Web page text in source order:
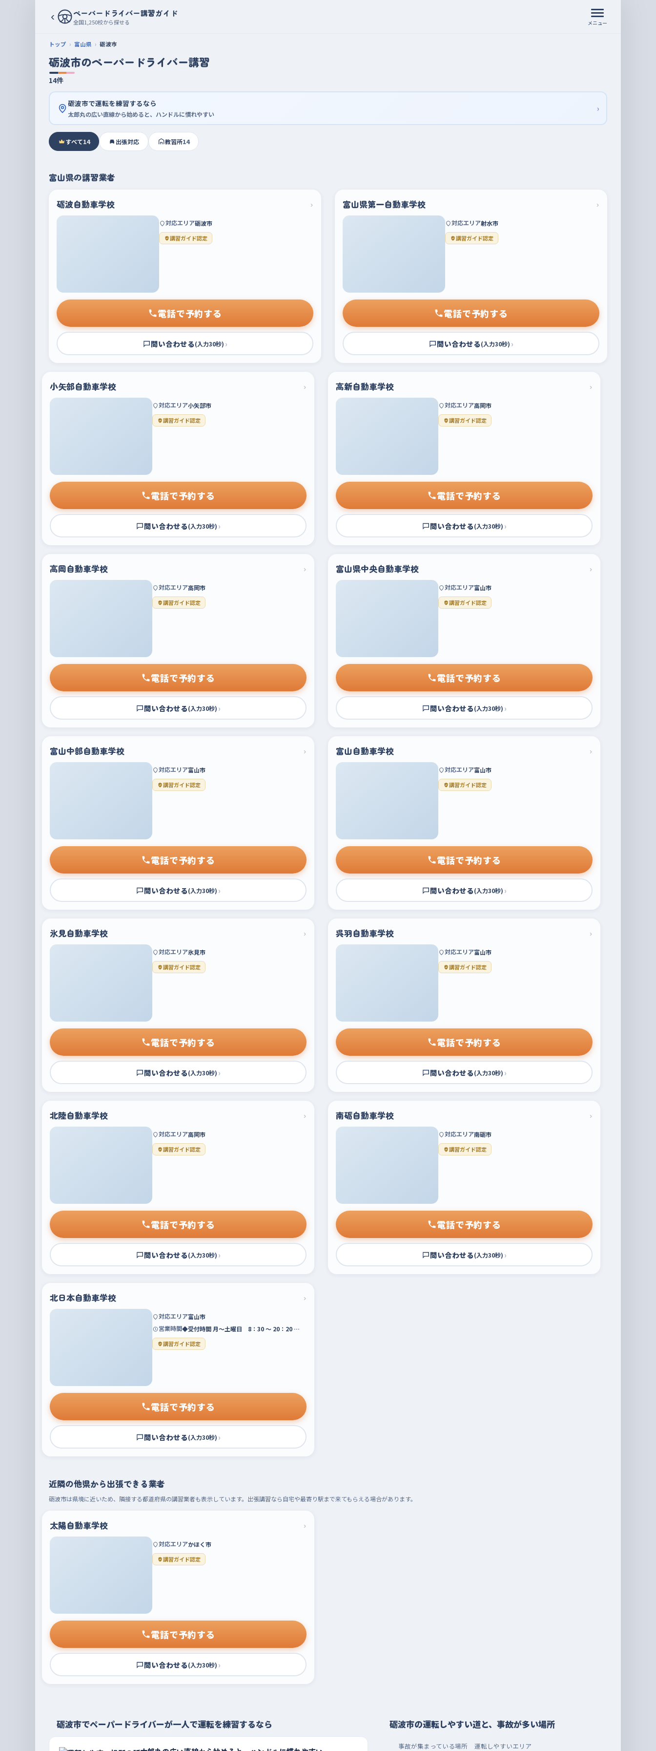
‹ ペーパードライバー講習ガイド
全国1,250校から探せる メニュー
トップ 富山県 砺波市
砺波市のペーパードライバー講習
14件
砺波市で運転を練習するなら
太郎丸の広い直線から始めると、ハンドルに慣れやすい ›
すべて14 出張対応 教習所14
富山県の講習業者
砺波自動車学校 ›
対応エリア砺波市
講習ガイド認定
電話で予約する
問い合わせる(入力30秒) ›
富山県第一自動車学校 ›
対応エリア射水市
講習ガイド認定
電話で予約する
問い合わせる(入力30秒) ›
小矢部自動車学校 ›
対応エリア小矢部市
講習ガイド認定
電話で予約する
問い合わせる(入力30秒) ›
高新自動車学校 ›
対応エリア高岡市
講習ガイド認定
電話で予約する
問い合わせる(入力30秒) ›
高岡自動車学校 ›
対応エリア高岡市
講習ガイド認定
電話で予約する
問い合わせる(入力30秒) ›
富山県中央自動車学校 ›
対応エリア富山市
講習ガイド認定
電話で予約する
問い合わせる(入力30秒) ›
富山中部自動車学校 ›
対応エリア富山市
講習ガイド認定
電話で予約する
問い合わせる(入力30秒) ›
富山自動車学校 ›
対応エリア富山市
講習ガイド認定
電話で予約する
問い合わせる(入力30秒) ›
氷見自動車学校 ›
対応エリア氷見市
講習ガイド認定
電話で予約する
問い合わせる(入力30秒) ›
呉羽自動車学校 ›
対応エリア富山市
講習ガイド認定
電話で予約する
問い合わせる(入力30秒) ›
北陸自動車学校 ›
対応エリア高岡市
講習ガイド認定
電話で予約する
問い合わせる(入力30秒) ›
南砺自動車学校 ›
対応エリア南砺市
講習ガイド認定
電話で予約する
問い合わせる(入力30秒) ›
北日本自動車学校 ›
対応エリア富山市
営業時間◆受付時間 月〜土曜日 8：30 ～ 20：20 …
講習ガイド認定
電話で予約する
問い合わせる(入力30秒) ›
近隣の他県から出張できる業者
砺波市は県境に近いため、隣接する都道府県の講習業者も表示しています。出張講習なら自宅や最寄り駅まで来てもらえる場合があります。
太陽自動車学校 ›
対応エリアかほく市
講習ガイド認定
電話で予約する
問い合わせる(入力30秒) ›
砺波市でペーパードライバーが一人で運転を練習するなら 砺波市の運転しやすい道と、事故が多い場所
事故が集まっている場所 運転しやすいエリア